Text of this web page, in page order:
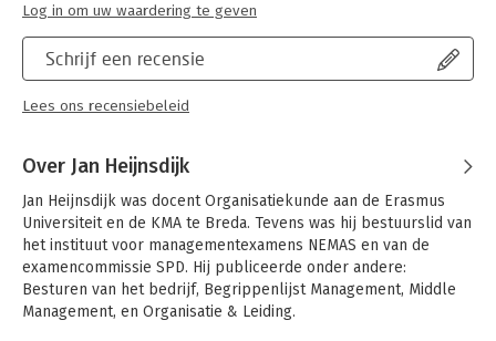
Schrijf een recensie
Lees ons recensiebeleid
Log in om uw waardering te geven
Over Jan Heijnsdijk
Jan Heijnsdijk was docent Organisatiekunde aan de Erasmus
Universiteit en de KMA te Breda. Tevens was hij bestuurslid van
het instituut voor managementexamens NEMAS en van de
examencommissie SPD. Hij publiceerde onder andere:
Besturen van het bedrijf, Begrippenlijst Management, Middle
Management, en Organisatie & Leiding.